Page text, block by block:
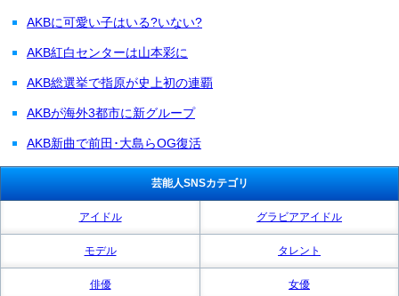
AKBに可愛い子はいる?いない?
AKB紅白センターは山本彩に
AKB総選挙で指原が史上初の連覇
AKBが海外3都市に新グループ
AKB新曲で前田･大島らOG復活
芸能人SNSカテゴリ
アイドル グラビアアイドル
モデル タレント
俳優 女優